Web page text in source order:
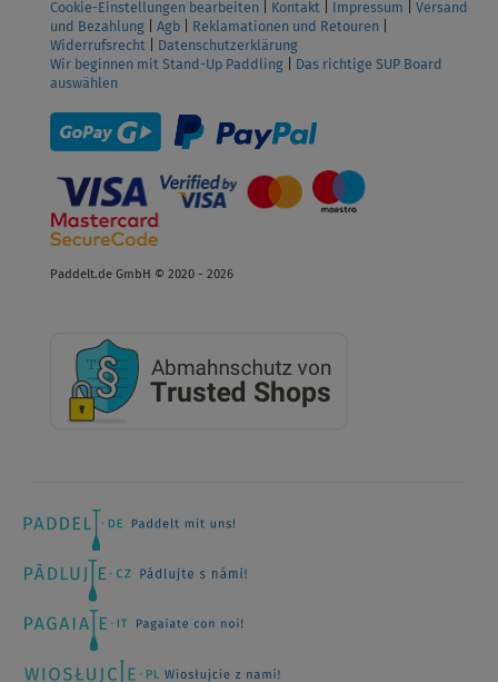
Cookie-Einstellungen bearbeiten Kontakt Impressum
Versand
und Bezahlung
Agb Reklamationen und Retouren
Widerrufsrecht
Datenschutzerklärung
Wir beginnen mit Stand-Up Paddling
Das richtige SUP Board
auswählen
Paddelt.de GmbH © 2020 - 2026